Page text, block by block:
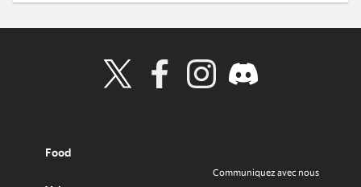
Food
Communiquez avec nous
Visit Wendy's Twitter
Visit Wendy's Facebook
Visit Wendy's Instagram
Visit Wendy's Discord